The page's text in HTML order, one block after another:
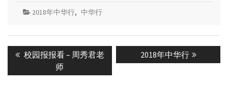
2018年中华行, 中华行
navigation
Previous
校园报报看 – 周秀君老
师
Next
post:
2018年中华行